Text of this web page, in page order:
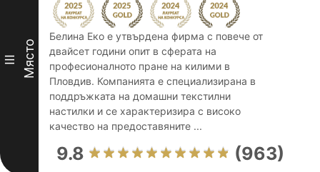
III Място
Белина Еко е утвърдена фирма с повече от
двайсет години опит в сферата на
професионалното пране на килими в
Пловдив. Компанията е специализирана в
поддръжката на домашни текстилни
настилки и се характеризира с високо
качество на предоставяните ...
9.8 (963)